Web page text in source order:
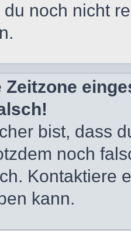
noch nicht
Zeitzone
bist, dass
noch
Kontaktiere
kann.